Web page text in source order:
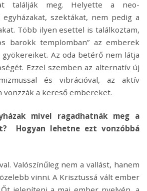
találják meg. Helyette a neo-
szektákat, nem pedig a
Több ilyen esettel is találkoztam,
barokk templomban” az emberek
gyökereiket. Az oda betérő nem látja
Ezzel szemben az alternatív új
és vibrációval, az aktív
a kereső embereket.
mivel ragadhatnák meg a
Hogyan lehetne ezt vonzóbbá
Valószínűleg nem a vallást, hanem
vinni. A Krisztussá vált ember